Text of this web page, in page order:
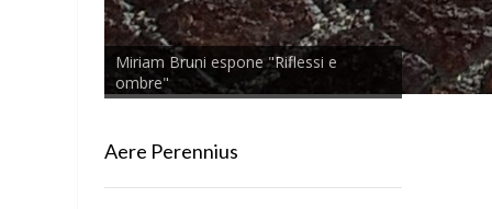
Miriam Bruni espone "Riflessi e
ombre"
Aere Perennius